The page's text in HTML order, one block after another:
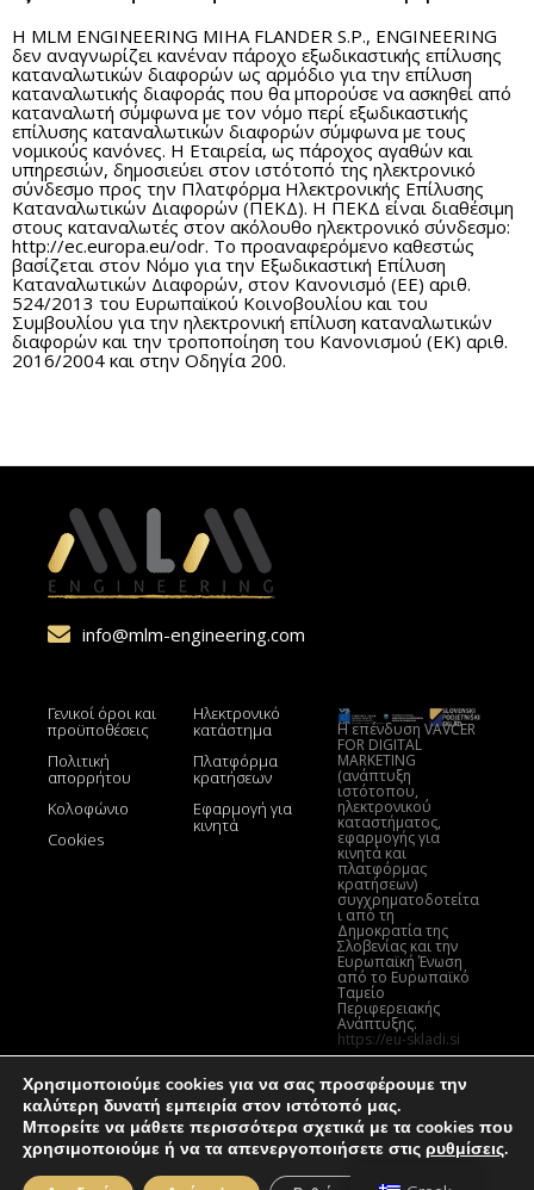
Η MLM ENGINEERING MIHA FLANDER S.P., ENGINEERING
δεν αναγνωρίζει κανέναν πάροχο εξωδικαστικής επίλυσης
καταναλωτικών διαφορών ως αρμόδιο για την επίλυση
καταναλωτικής διαφοράς που θα μπορούσε να ασκηθεί από
καταναλωτή σύμφωνα με τον νόμο περί εξωδικαστικής
επίλυσης καταναλωτικών διαφορών σύμφωνα με τους
νομικούς κανόνες. Η Εταιρεία, ως πάροχος αγαθών και
υπηρεσιών, δημοσιεύει στον ιστότοπό της ηλεκτρονικό
σύνδεσμο προς την Πλατφόρμα Ηλεκτρονικής Επίλυσης
Καταναλωτικών Διαφορών (ΠΕΚΔ). Η ΠΕΚΔ είναι διαθέσιμη
στους καταναλωτές στον ακόλουθο ηλεκτρονικό σύνδεσμο:
http://ec.europa.eu/odr. Το προαναφερόμενο καθεστώς
βασίζεται στον Νόμο για την Εξωδικαστική Επίλυση
Καταναλωτικών Διαφορών, στον Κανονισμό (ΕΕ) αριθ.
524/2013 του Ευρωπαϊκού Κοινοβουλίου και του
Συμβουλίου για την ηλεκτρονική επίλυση καταναλωτικών
διαφορών και την τροποποίηση του Κανονισμού (ΕΚ) αριθ.
2016/2004 και στην Οδηγία 200.
info@mlm-engineering.com
Γενικοί όροι και
προϋποθέσεις
Πολιτική
απορρήτου
Κολοφώνιο
Cookies
Ηλεκτρονικό
κατάστημα
Πλατφόρμα
κρατήσεων
Εφαρμογή για
κινητά
Η επένδυση VAVČER
FOR DIGITAL
MARKETING
(ανάπτυξη
ιστότοπου,
ηλεκτρονικού
καταστήματος,
εφαρμογής για
κινητά και
πλατφόρμας
κρατήσεων)
συγχρηματοδοτείτα
ι από τη
Δημοκρατία της
Σλοβενίας και την
Ευρωπαϊκή Ένωση
από το Ευρωπαϊκό
Ταμείο
Περιφερειακής
Ανάπτυξης.
https://eu-skladi.si
© Όλα τα δικαιώματα διατηρούνται. MLM Engineering.
Χρησιμοποιούμε cookies για να σας προσφέρουμε την
καλύτερη δυνατή εμπειρία στον ιστότοπό μας.
Μπορείτε να μάθετε περισσότερα σχετικά με τα cookies που
χρησιμοποιούμε ή να τα απενεργοποιήσετε στις ρυθμίσεις.